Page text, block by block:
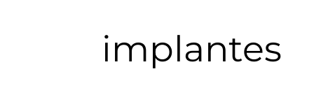
implantes